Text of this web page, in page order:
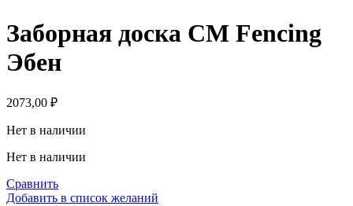
Заборная доска СМ Fencing
Эбен
2073,00 ₽
Нет в наличии
Нет в наличии
Сравнить
Добавить в список желаний